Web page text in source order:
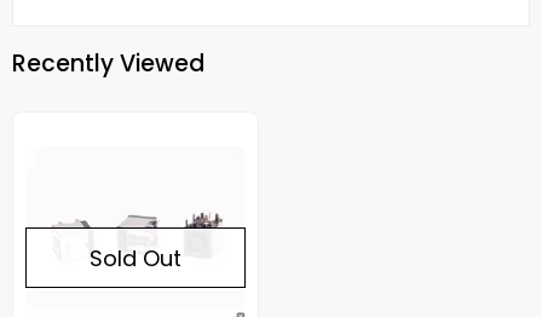
Recently Viewed
Sold Out